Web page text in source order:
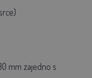
mm zajedno s